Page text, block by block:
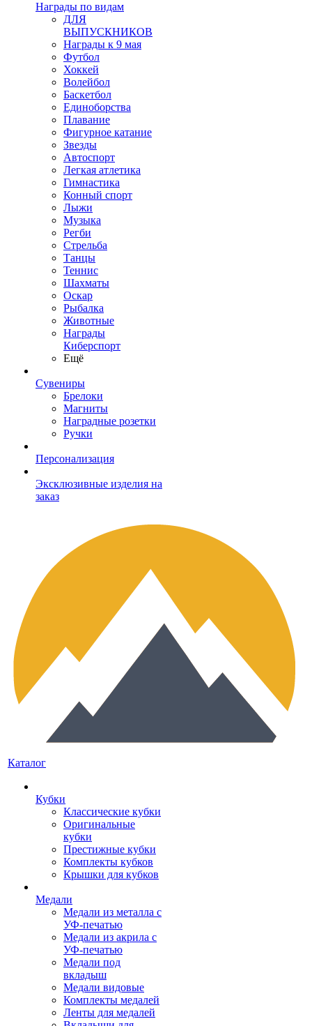
Награды по видам
ДЛЯ
ВЫПУСКНИКОВ
Награды к 9 мая
Футбол
Хоккей
Волейбол
Баскетбол
Единоборства
Плавание
Фигурное катание
Звезды
Автоспорт
Легкая атлетика
Гимнастика
Конный спорт
Лыжи
Музыка
Регби
Стрельба
Танцы
Теннис
Шахматы
Оскар
Рыбалка
Животные
Награды
Киберспорт
Ещё
Сувениры
Брелоки
Магниты
Наградные розетки
Ручки
Персонализация
Эксклюзивные изделия на
заказ
Каталог
Кубки
Классические кубки
Оригинальные
кубки
Престижные кубки
Комплекты кубков
Крышки для кубков
Медали
Медали из металла с
УФ-печатью
Медали из акрила с
УФ-печатью
Медали под
вкладыш
Медали видовые
Комплекты медалей
Ленты для медалей